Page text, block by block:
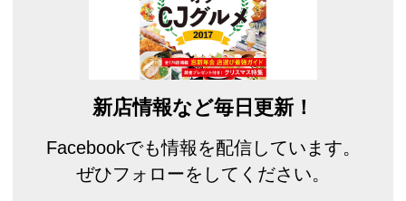
新店情報など毎日更新！
Facebookでも情報を配信しています。
ぜひフォローをしてください。